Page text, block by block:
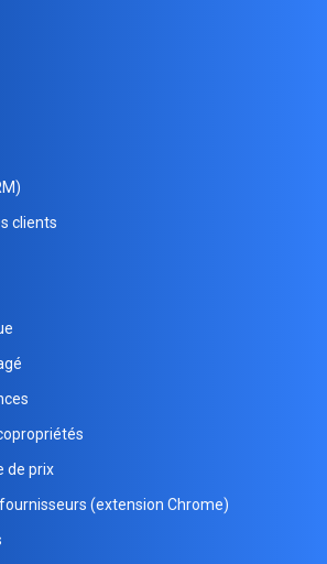
clients
de prix
(extension Chrome)